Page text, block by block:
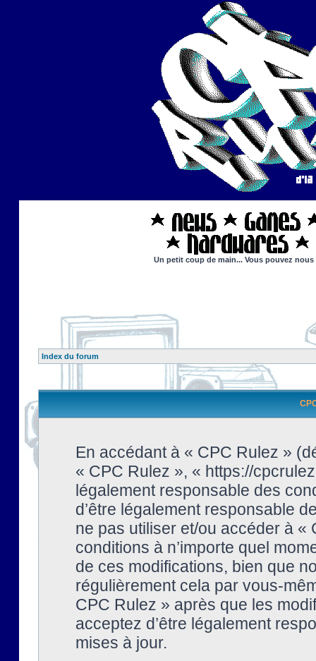
Un petit coup de main... Vous pouvez
Index du forum
En accédant à « CPC Rulez »
« CPC Rulez », « https://
légalement responsable des
d’être légalement responsable
ne pas utiliser et/ou accéder à
conditions à n’importe quel
de ces modifications, bien que
régulièrement cela par vous-
CPC Rulez » après que les
acceptez d’être légalement
mises à jour.